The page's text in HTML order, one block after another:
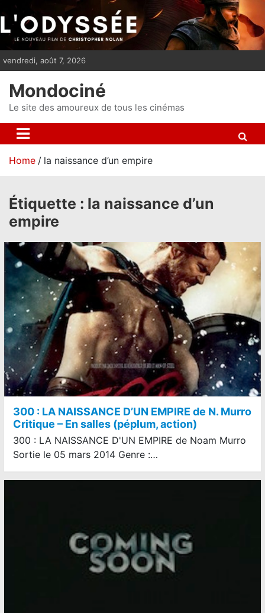
i
p
n
t
vendredi, août 7, 2026
Mondociné
Le site des amoureux de tous les cinémas
Home la naissance d’un empire
Étiquette : la naissance d’un
empire
300 : LA NAISSANCE D’UN EMPIRE de N. Murro
Critique – En salles (péplum, action)
300 : LA NAISSANCE D'UN EMPIRE de Noam Murro
Sortie le 05 mars 2014 Genre :…